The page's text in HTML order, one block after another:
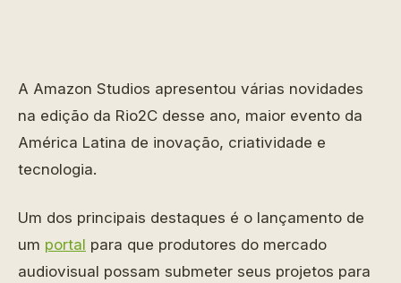
A Amazon Studios apresentou várias novidades
na edição da Rio2C desse ano, maior evento da
América Latina de inovação, criatividade e
tecnologia.
Um dos principais destaques é o lançamento de
um portal para que produtores do mercado
audiovisual possam submeter seus projetos para